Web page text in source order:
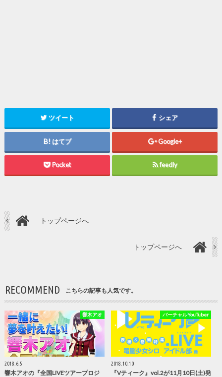
ツイート シェア
はてブ Google+
Pocket feedly
トップページへ
トップページへ
RECOMMEND こちらの記事も人気です。
響木アオ
2018.6.5
響木アオの『全国LIVEツアープロジ
バーチャルYouTuber
2018.10.10
『Vティーク』vol.2が11月10日(土)発